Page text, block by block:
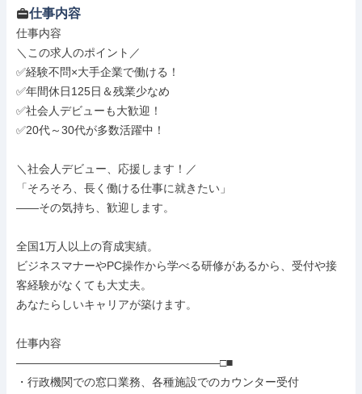
仕事内容
仕事内容
＼この求人のポイント／
✅経験不問×大手企業で働ける！
✅年間休日125日＆残業少なめ
✅社会人デビューも大歓迎！
✅20代～30代が多数活躍中！
＼社会人デビュー、応援します！／
「そろそろ、長く働ける仕事に就きたい」
——その気持ち、歓迎します。
全国1万人以上の育成実績。
ビジネスマナーやPC操作から学べる研修があるから、受付や接
客経験がなくても大丈夫。
あなたらしいキャリアが築けます。
仕事内容
――――――――――――――――――□■
・行政機関での窓口業務、各種施設でのカウンター受付